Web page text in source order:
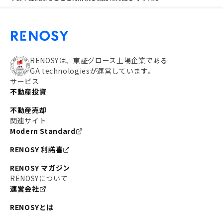
RENOSYは、東証グロース上場企業である
GA technologiesが運営しています。
サービス
不動産投資
不動産売却
関連サイト
Modern Standard
RENOSY 利諾喜
RENOSY マガジン
RENOSYについて
運営会社
RENOSYとは